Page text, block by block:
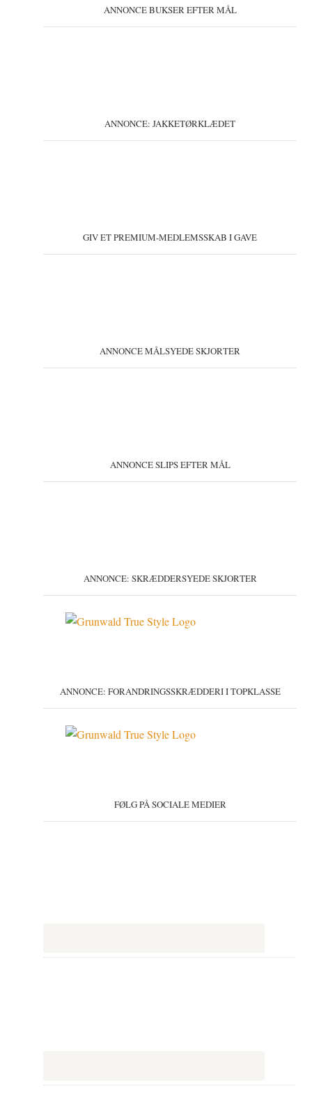
ANNONCE BUKSER EFTER MÅL
ANNONCE: JAKKETØRKLÆDET
GIV ET PREMIUM-MEDLEMSSKAB I GAVE
ANNONCE MÅLSYEDE SKJORTER
ANNONCE SLIPS EFTER MÅL
ANNONCE: SKRÆDDERSYEDE SKJORTER
ANNONCE: FORANDRINGSSKRÆDDERI I TOPKLASSE
FØLG PÅ SOCIALE MEDIER